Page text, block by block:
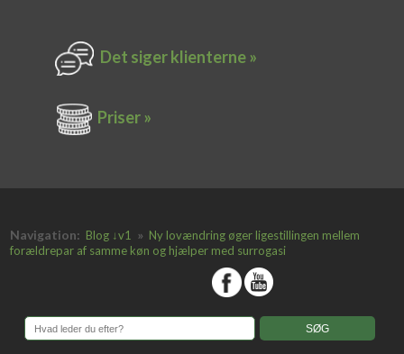
Det siger k​lienterne​ »
Priser »
Navigation: Blog ↓v1 » Ny lovændring øger ligestillingen mellem
forældrepar af samme køn og hjælper med surrogasi
​